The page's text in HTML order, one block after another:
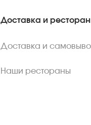
Доставка и
Доставка и
Наши рестораны